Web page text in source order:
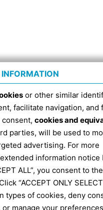
or other similar
facilitate navigation, and
consent, cookies and
parties, will be used to
advertising. For more
information notice
ALL”, you consent to
“ACCEPT ONLY
types of cookies, deny
manage your